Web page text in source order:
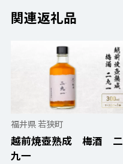
関連返礼品
福井県 若狭町
越前焼壺熟成 梅酒 二
九一